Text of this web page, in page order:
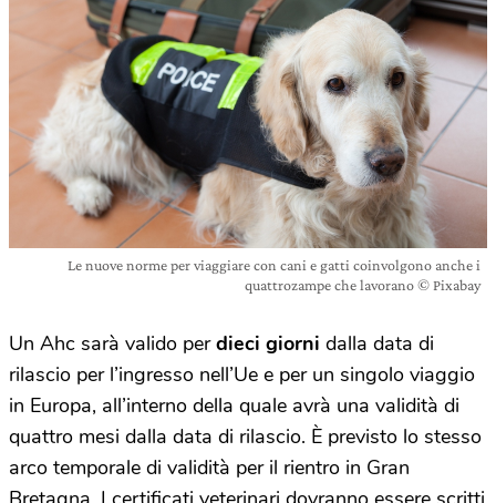
Le nuove norme per viaggiare con cani e gatti coinvolgono anche i
quattrozampe che lavorano © Pixabay
Un Ahc sarà valido perdieci giorni dalla data di
rilascio per l’ingresso nell’Ue e per un singolo viaggio
in Europa, all’interno della quale avrà una validità di
quattro mesi dalla data di rilascio. È previsto lo stesso
arco temporale di validità per il rientro in Gran